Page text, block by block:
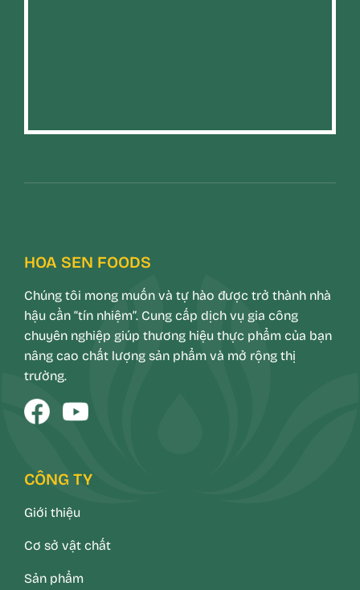
HOA SEN FOODS
Chúng tôi mong muốn và tự hào được trở thành nhà
hậu cần “tín nhiệm”. Cung cấp dịch vụ gia công
chuyên nghiệp giúp thương hiệu thực phẩm của bạn
nâng cao chất lượng sản phẩm và mở rộng thị
trường.
CÔNG TY
Giới thiệu
Cơ sở vật chất
Sản phẩm